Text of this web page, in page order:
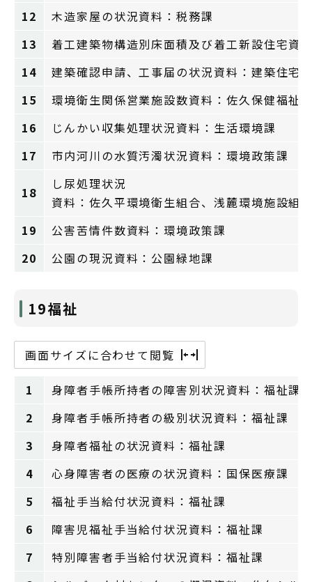
12
木造家屋の状況資料：税務課
13
着工建築物構造別床面積及び着工新設住宅資
14
建築確認申請、工事届の状況資料：建築住宅
15
環境衛生関係営業施設数資料：佐久保健福祉
16
じんかい収集処理状況資料：生活環境課
17
市内河川の水質汚濁状況資料：環境政策課
18
し尿処理状況
資料：佐久平環境衛生組合、浅麓環境施設組
19
公害苦情件数資料：環境政策課
20
公園の現況資料：公園緑地課
19福祉
画面サイズに合わせて閲覧
1
身障者手帳所持者の障害別状況資料：福祉課
2
身障者手帳所持者の級別状況資料：福祉課
3
身障者福祉の状況資料：福祉課
4
心身障害者の医療の状況資料：国保医療課
5
福祉手当給付状況資料：福祉課
6
障害児福祉手当給付状況資料：福祉課
7
特別障害者手当給付状況資料：福祉課